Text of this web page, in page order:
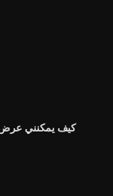
كيف يمكنني عرض